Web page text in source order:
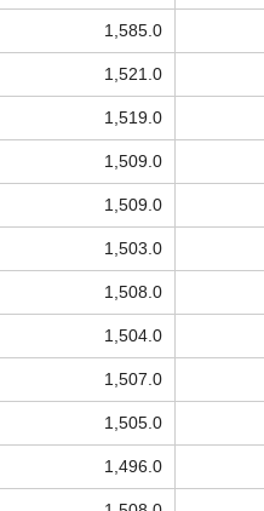
1,585.0
1,521.0
1,519.0
1,509.0
1,509.0
1,503.0
1,508.0
1,504.0
1,507.0
1,505.0
1,496.0